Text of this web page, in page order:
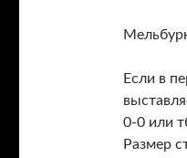
Если в
0-0 или
Размер